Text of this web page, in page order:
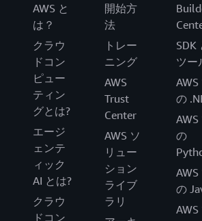
AWS と
は？
クラウ
ドコン
ピュー
ティン
グとは?
エージ
ェンテ
ィック
AI とは?
クラウ
ドコン
開始方
法
トレー
ニング
AWS
Trust
Center
AWS ソ
リュー
ション
ライブ
ラリ
SDK
ツー
AWS
の
AWS
の
AWS
の
AWS